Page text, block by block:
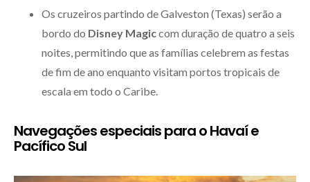
Os cruzeiros partindo de Galveston (Texas) serão a
bordo do Disney Magiccom duração de quatro a seis
noites, permitindo que as famílias celebrem as festas
de fim de ano enquanto visitam portos tropicais de
escala em todo o Caribe.
Navegações especiais para o Havaí e
Pacífico Sul